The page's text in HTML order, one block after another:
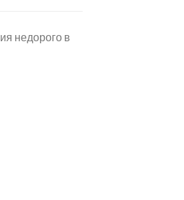
недорого в